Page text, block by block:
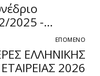
2025 -
ΕΠΟΜΕΝΟ
ΕΛΛΗΝΙΚΗΣ
2026